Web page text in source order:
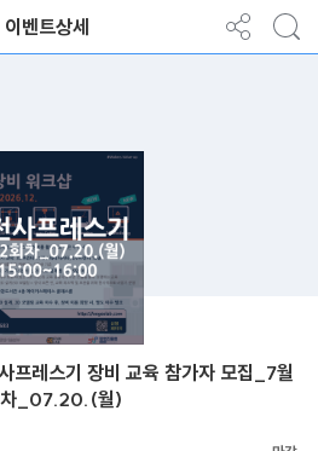
이벤트상세
프레스기 장비 교육 참가자 모집_7월
_07.20.(월)